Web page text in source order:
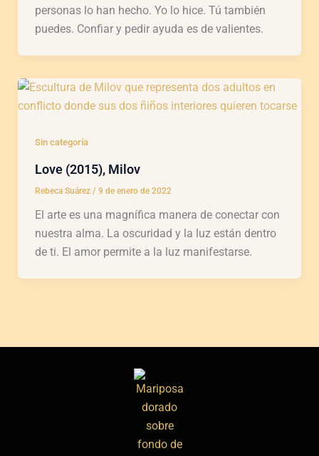
personas lo han hecho. Yo lo hice. Tú también
puedes. Confiar y pedir ayuda es de valientes.
Sin categoría
Love (2015), Milov
Rebeca Suárez / 9 de enero de 2022
El arte es una magnífica manera de conectar con
nuestra alma. La oscuridad y la luz están dentro
de ti. El amor permite a la luz manifestarse.